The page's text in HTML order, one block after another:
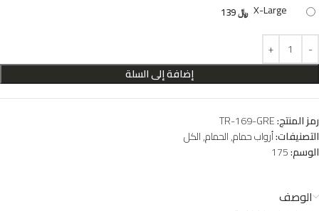
X-Large ﷼
إضافة إلى السلة
رمز المنتج:TR-169-GRE
التصنيفات:أرواب حمام,الحمام,الكل
الوسم:175
الوصف